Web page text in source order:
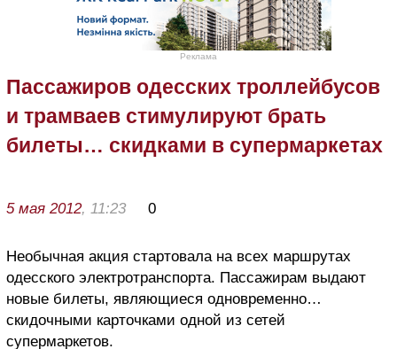
Реклама
Пассажиров одесских троллейбусов
и трамваев стимулируют брать
билеты… скидками в супермаркетах
5 мая 2012, 11:23 0
Необычная акция стартовала на всех маршрутах
одесского электротранспорта. Пассажирам выдают
новые билеты, являющиеся одновременно…
скидочными карточками одной из сетей
супермаркетов.